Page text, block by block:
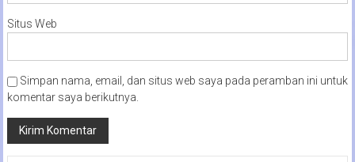
Situs Web
Simpan nama, email, dan situs web saya pada peramban ini untuk
komentar saya berikutnya.